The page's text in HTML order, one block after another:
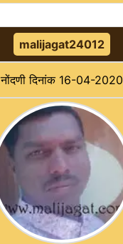
malijagat24012
नोंदणी दिनांक 16-04-2020